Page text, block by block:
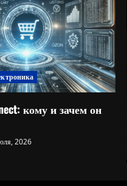
кому и зачем он
2026